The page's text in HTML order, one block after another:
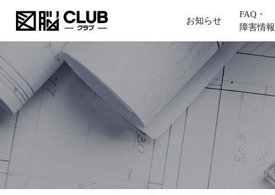
お知らせ
FAQ・
障害情報